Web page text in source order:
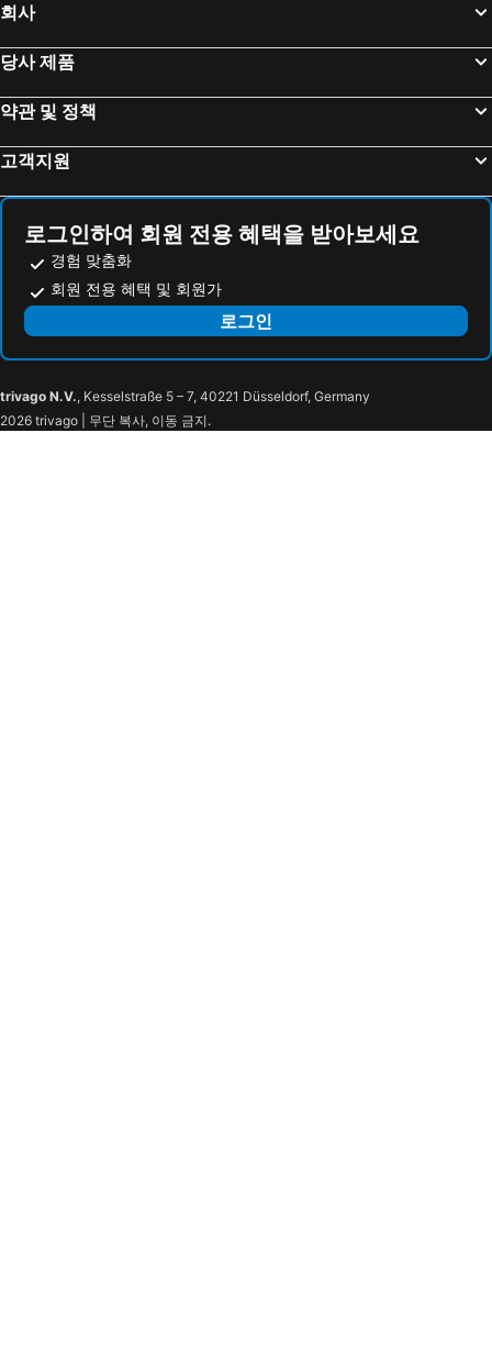
회사
당사 제품
약관 및 정책
고객지원
로그인하여 회원 전용 혜택을 받아보세요
경험 맞춤화
회원 전용 혜택 및 회원가
로그인
trivago N.V., Kesselstraße 5 – 7, 40221 Düsseldorf, Germany
2026 trivago | 무단 복사, 이동 금지.